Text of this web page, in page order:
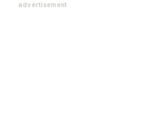
advertisement